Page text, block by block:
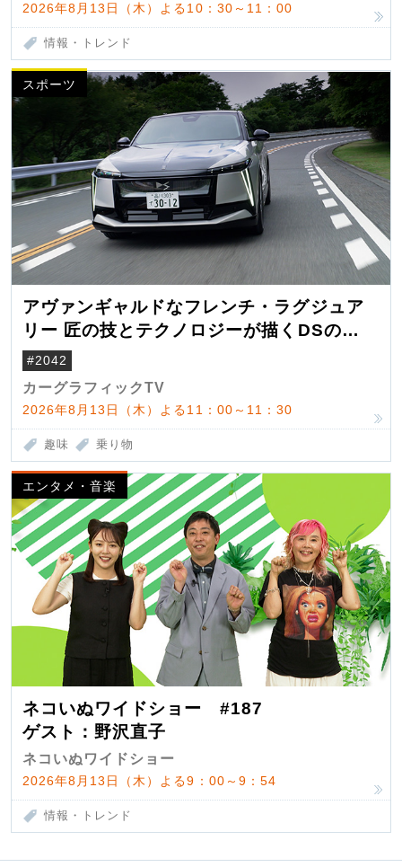
2026年8月13日（木）よる10：30～11：00
情報・トレンド
スポーツ
アヴァンギャルドなフレンチ・ラグジュア
リー 匠の技とテクノロジーが描くDSの世
界観
#2042
カーグラフィックTV
2026年8月13日（木）よる11：00～11：30
趣味 乗り物
エンタメ・音楽
ネコいぬワイドショー #187
ゲスト：野沢直子
ネコいぬワイドショー
2026年8月13日（木）よる9：00～9：54
情報・トレンド